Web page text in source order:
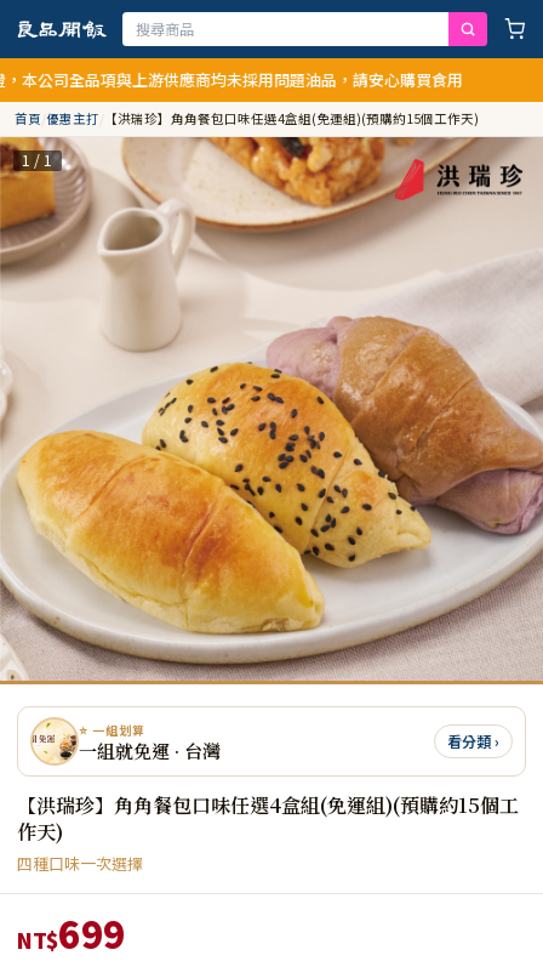
司全品項與上游供應商均未採用問題油品，請安心購買食用
首頁/優惠主打/ 【洪瑞珍】角角餐包口味任選4盒組(免運組)(預購約15個工作天)
1 / 1
⭐ 一組划算
一組就免運 · 台灣 看分類 ›
【洪瑞珍】角角餐包口味任選4盒組(免運組)(預購約15個工
作天)
四種口味一次選擇
NT$699